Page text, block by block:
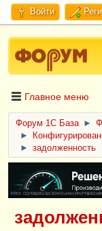
Войти
Главное меню
Форум 1C База ►
►
►
задолженность
ERID: